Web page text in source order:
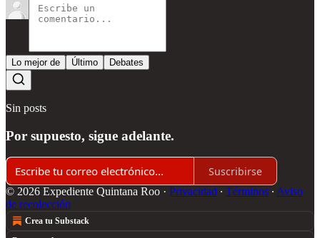
Lo mejor de Último Debates
Sin posts
Por supuesto, sigue adelante.
Suscribirse
© 2026 Expediente Quintana Roo · Privacidad ∙ Términos ∙ Aviso
de recolección
Crea tu Substack